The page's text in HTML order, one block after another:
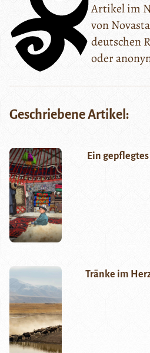
Artikel im
von
deutschen
oder
Geschriebene Artikel:
Ein
Tränke im